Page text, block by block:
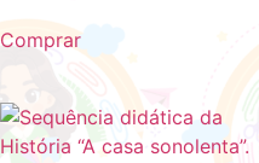
Comprar